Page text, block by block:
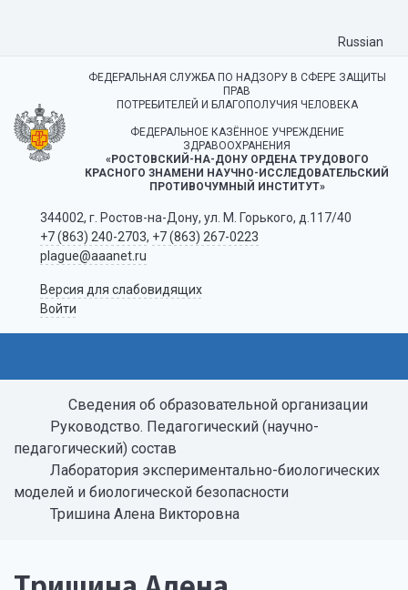
Russian
ФЕДЕРАЛЬНАЯ СЛУЖБА ПО НАДЗОРУ В СФЕРЕ ЗАЩИТЫ
ПРАВ
ПОТРЕБИТЕЛЕЙ И БЛАГОПОЛУЧИЯ ЧЕЛОВЕКА
ФЕДЕРАЛЬНОЕ КАЗЁННОЕ УЧРЕЖДЕНИЕ
ЗДРАВООХРАНЕНИЯ
«РОСТОВСКИЙ-НА-ДОНУ ОРДЕНА ТРУДОВОГО
КРАСНОГО ЗНАМЕНИ НАУЧНО-ИССЛЕДОВАТЕЛЬСКИЙ
ПРОТИВОЧУМНЫЙ ИНСТИТУТ»
344002, г. Ростов-на-Дону, ул. М. Горького, д.117/40
+7 (863) 240-2703, +7 (863) 267-0223
plague@aaanet.ru
Версия для слабовидящих
Войти
Сведения об образовательной организации
Руководство. Педагогический (научно-
педагогический) состав
Лаборатория экспериментально-биологических
моделей и биологической безопасности
Тришина Алена Викторовна